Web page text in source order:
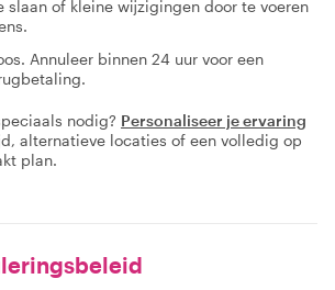
slaan of kleine wijzigingen door te voeren
Annuleer binnen 24 uur voor een
nodig? Personaliseer je ervaring
alternatieve locaties of een volledig op
plan.